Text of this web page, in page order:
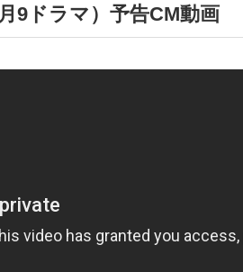
9ドラマ）予告CM動画